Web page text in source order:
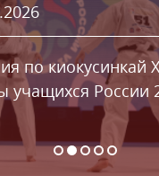
по киокусинкай
учащихся России